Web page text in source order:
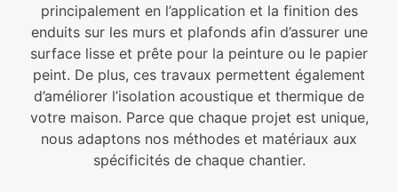
principalement en l’application et la finition des
enduits sur les murs et plafonds afin d’assurer une
surface lisse et prête pour la peinture ou le papier
peint. De plus, ces travaux permettent également
d’améliorer l’isolation acoustique et thermique de
votre maison. Parce que chaque projet est unique,
nous adaptons nos méthodes et matériaux aux
spécificités de chaque chantier.